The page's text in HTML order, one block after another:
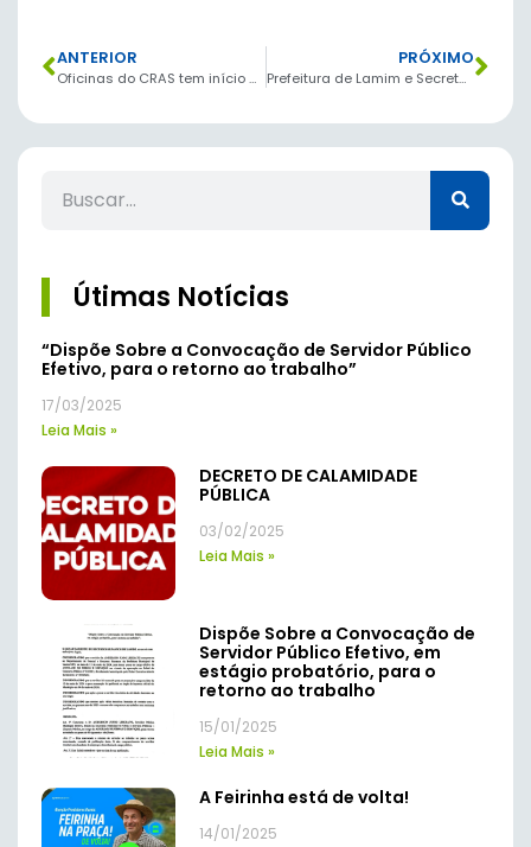
ANTERIOR
Oficinas do CRAS tem início em Lamim
PRÓXIMO
Prefeitura de Lamim e Secretaria Municipal de Educação realizam grande convenção da Educação.
Útimas Notícias
“Dispõe Sobre a Convocação de Servidor Público
Efetivo, para o retorno ao trabalho”
17/03/2025
Leia Mais »
DECRETO DE CALAMIDADE
PÚBLICA
03/02/2025
Leia Mais »
Dispõe Sobre a Convocação de
Servidor Público Efetivo, em
estágio probatório, para o
retorno ao trabalho
15/01/2025
Leia Mais »
A Feirinha está de volta!
14/01/2025